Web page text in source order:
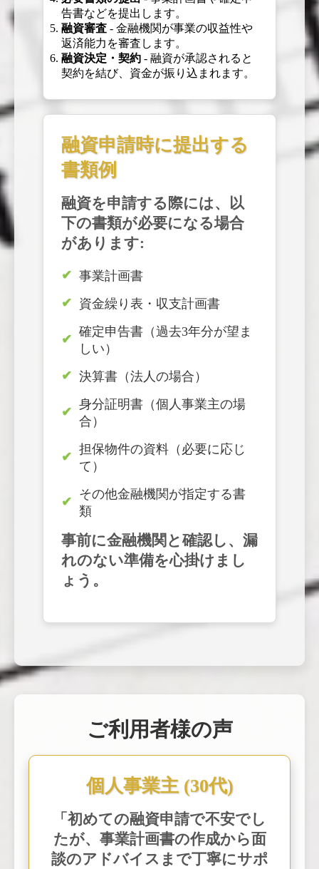
告書などを提出します。
融資審査 - 金融機関が事業の収益性や
返済能力を審査します。
融資決定・契約 - 融資が承認されると
契約を結び、資金が振り込まれます。
融資申請時に提出する
書類例
融資を申請する際には、以
下の書類が必要になる場合
があります:
事業計画書
資金繰り表・収支計画書
確定申告書（過去3年分が望ま
しい）
決算書（法人の場合）
身分証明書（個人事業主の場
合）
担保物件の資料（必要に応じ
て）
その他金融機関が指定する書
類
事前に金融機関と確認し、漏
れのない準備を心掛けまし
ょう。
ご利用者様の声
個人事業主 (30代)
「初めての融資申請で不安でし
たが、事業計画書の作成から面
談のアドバイスまで丁寧にサポ